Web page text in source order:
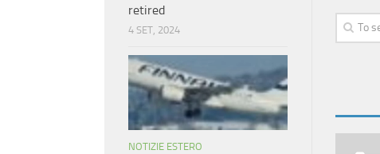
retired
4 SET, 2024
NOTIZIE ESTERO